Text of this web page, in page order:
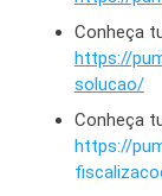
Conheça
https://
solucao/
Conheça
https://